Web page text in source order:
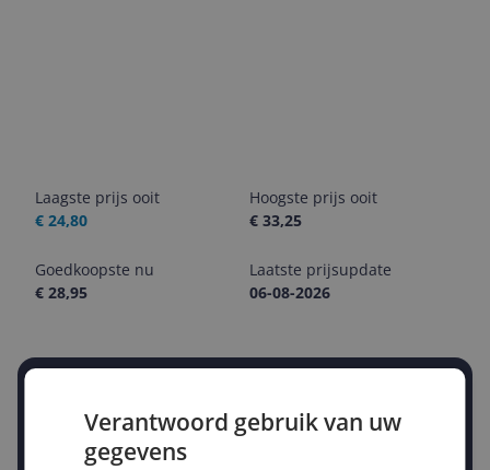
Laagste prijs ooit
€ 24,80
Hoogste prijs ooit
€ 33,25
Goedkoopste nu
€ 28,95
Laatste prijsupdate
06-08-2026
Krijg een seintje zodra de prijs zakt
Verantwoord gebruik van uw
gegevens